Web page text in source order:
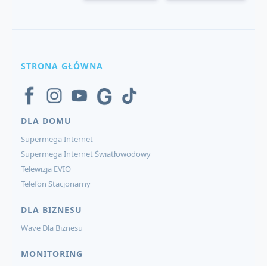
STRONA GŁÓWNA
DLA DOMU
Supermega Internet
Supermega Internet Światłowodowy
Telewizja EVIO
Telefon Stacjonarny
DLA BIZNESU
Wave Dla Biznesu
MONITORING